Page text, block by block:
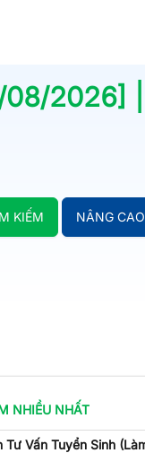
08/2026] |
KIẾM NÂNG CAO
NHIỀU NHẤT